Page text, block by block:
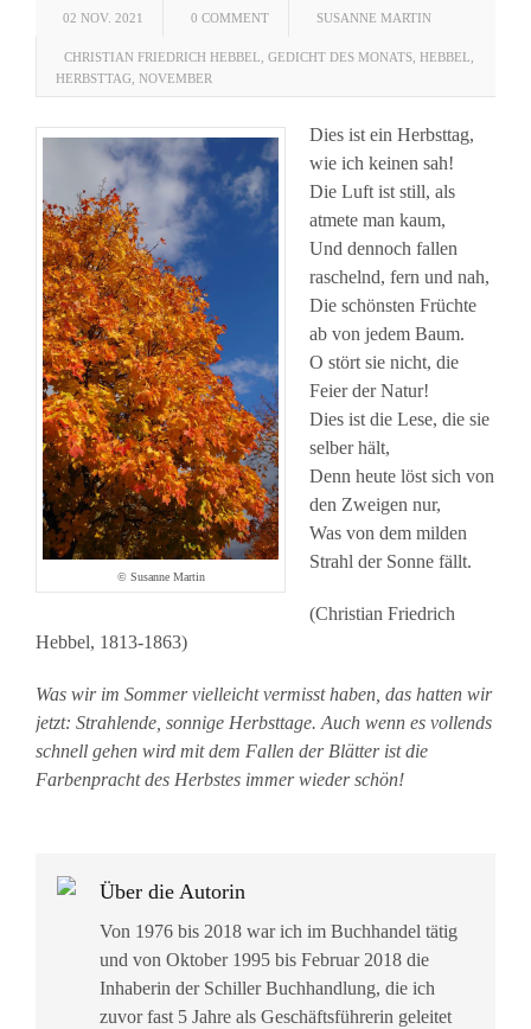
02 NOV. 2021 0 COMMENT SUSANNE MARTIN
CHRISTIAN FRIEDRICH HEBBEL GEDICHT DES MONATS HEBBEL
HERBSTTAG NOVEMBER
© Susanne Martin
Dies ist ein Herbsttag,
wie ich keinen sah!
Die Luft ist still, als
atmete man kaum,
Und dennoch fallen
raschelnd, fern und nah,
Die schönsten Früchte
ab von jedem Baum.
O stört sie nicht, die
Feier der Natur!
Dies ist die Lese, die sie
selber hält,
Denn heute löst sich von
den Zweigen nur,
Was von dem milden
Strahl der Sonne fällt.
(Christian Friedrich
Hebbel, 1813-1863)
Was wir im Sommer vielleicht vermisst haben, das hatten wir
jetzt: Strahlende, sonnige Herbsttage. Auch wenn es vollends
schnell gehen wird mit dem Fallen der Blätter ist die
Farbenpracht des Herbstes immer wieder schön!
Über die Autorin
Von 1976 bis 2018 war ich im Buchhandel tätig
und von Oktober 1995 bis Februar 2018 die
Inhaberin der Schiller Buchhandlung, die ich
zuvor fast 5 Jahre als Geschäftsführerin geleitet